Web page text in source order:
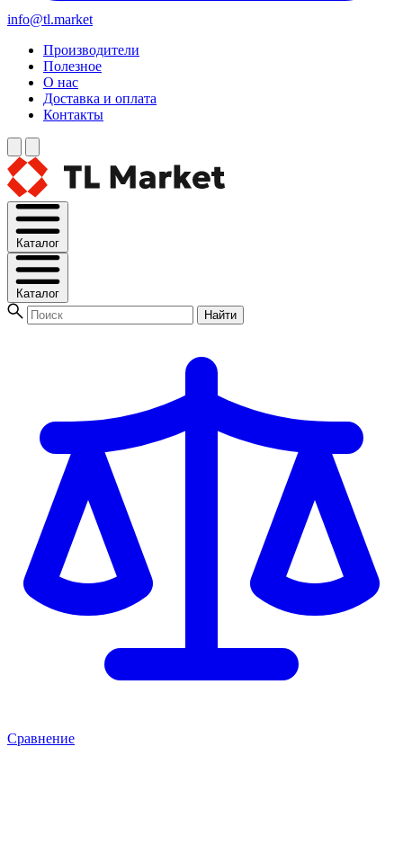
info@tl.market
Производители
Полезное
О нас
Доставка и оплата
Контакты
Каталог
Каталог
Найти
Сравнение